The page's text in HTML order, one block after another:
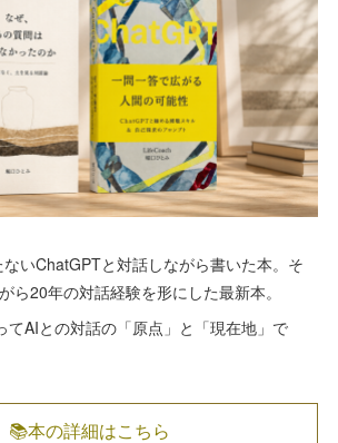
いChatGPTと対話しながら書いた本。そ
ら20年の対話経験を形にした最新本。
てAIとの対話の「原点」と「現在地」で
📚本の詳細はこちら